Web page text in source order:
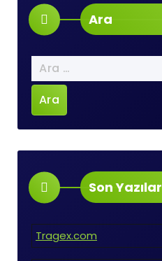
Ara
Arama:
Son Yazılar
Tragex.com